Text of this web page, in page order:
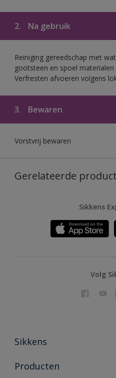
2. Na gebruik
Reiniging gereedschap met
gootsteen en spoel
Verfresten afvoeren volgens
3. Bewaren
Vorstvrij bewaren
Gerelateerde
Sikkens
Volg
Sikkens
Over Sikkens
Producten